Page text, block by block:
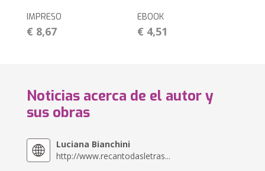
IMPRESO
€ 8,67
EBOOK
€ 4,51
Noticias acerca de el autor y
sus obras
Luciana Bianchini
http://www.recantodasletras...